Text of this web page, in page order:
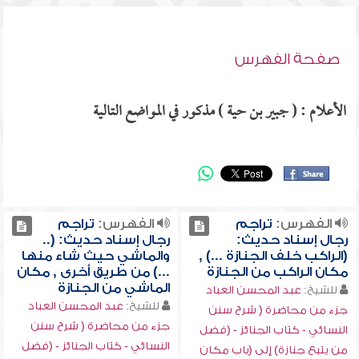
صفحة الفهرس
الأعلام : ( جبير بن حية ) مذكور في المواضع التالية
الفهرس: تراجم
رجال إسناد حديث:
(الراكب خلف الجنازة ...) ,
مكان الراكب من الجنازة
للشيخ: عبد المحسن العباد
جزء من محاضرة ( شرح سنن
النسائي - كتاب الجنائز - (فضل
من يتبع جنازة) إلى (باب مكان
الفهرس: تراجم
رجال إسناد حديث: (..
والماشي حيث شاء منها
...) من طريق أخرى , مكان
الماشي من الجنازة
للشيخ: عبد المحسن العباد
جزء من محاضرة ( شرح سنن
النسائي - كتاب الجنائز - (فضل